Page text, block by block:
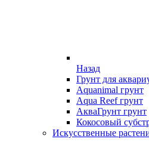
Назад
Грунт для
Aquanimal грунт
Aqua Reef грунт
АкваГрунт грунт
Кокосовый
Искусственные